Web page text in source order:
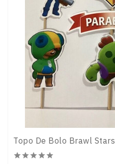
Topo De Bolo Brawl Stars
